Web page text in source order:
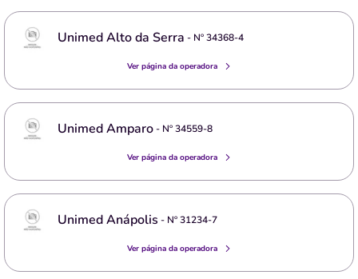
Unimed Alto da Serra - Nº34368-4
Ver página da operadora
Unimed Amparo- Nº34559-8
Ver página da operadora
Unimed Anápolis - Nº31234-7
Ver página da operadora